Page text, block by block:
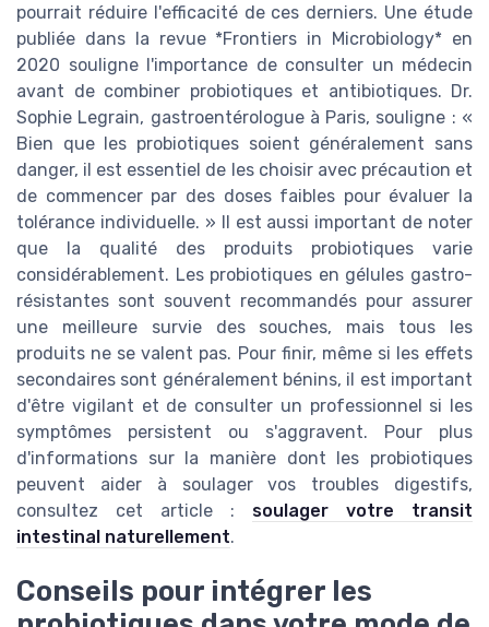
pourrait réduire l'efficacité de ces derniers. Une étude
publiée dans la revue *Frontiers in Microbiology* en
2020 souligne l'importance de consulter un médecin
avant de combiner probiotiques et antibiotiques. Dr.
Sophie Legrain, gastroentérologue à Paris, souligne : «
Bien que les probiotiques soient généralement sans
danger, il est essentiel de les choisir avec précaution et
de commencer par des doses faibles pour évaluer la
tolérance individuelle. » Il est aussi important de noter
que la qualité des produits probiotiques varie
considérablement. Les probiotiques en gélules gastro-
résistantes sont souvent recommandés pour assurer
une meilleure survie des souches, mais tous les
produits ne se valent pas. Pour finir, même si les effets
secondaires sont généralement bénins, il est important
d'être vigilant et de consulter un professionnel si les
symptômes persistent ou s'aggravent. Pour plus
d'informations sur la manière dont les probiotiques
peuvent aider à soulager vos troubles digestifs,
consultez cet article : soulager votre transit
intestinal naturellement.
Conseils pour intégrer les